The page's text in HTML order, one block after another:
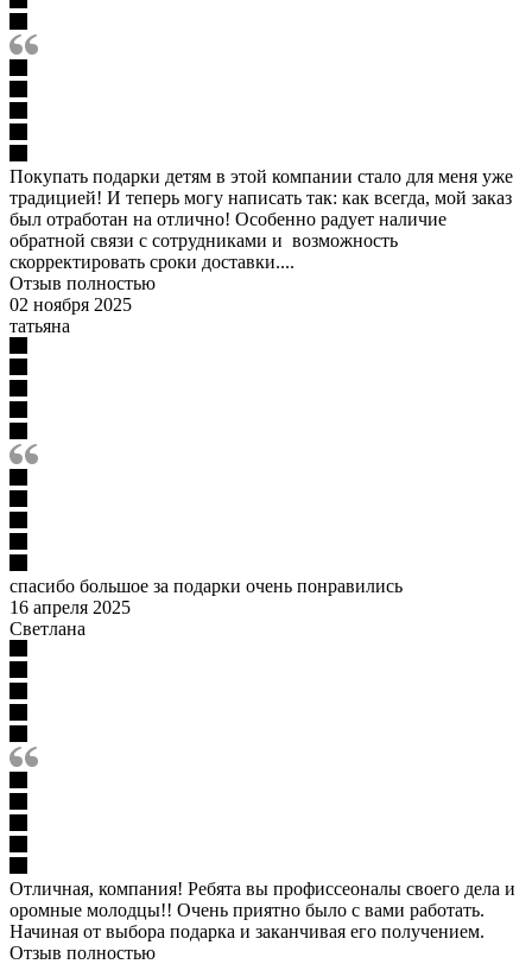
Покупать подарки детям в этой компании стало для меня уже
традицией! И теперь могу написать так: как всегда, мой заказ
был отработан на отлично! Особенно радует наличие
обратной связи с сотрудниками и возможность
скорректировать сроки доставки....
Отзыв полностью
02 ноября 2025
татьяна
спасибо большое за подарки очень понравились
16 апреля 2025
Светлана
Отличная, компания! Ребята вы профиссеоналы своего дела и
оромные молодцы!! Очень приятно было с вами работать.
Начиная от выбора подарка и заканчивая его получением.
Отзыв полностью